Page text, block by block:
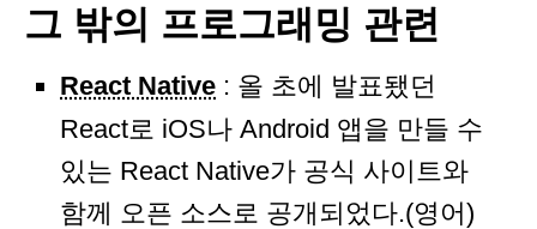
그 밖의 프로그래밍 관련
React Native : 올 초에 발표됐던
React로 iOS나 Android 앱을 만들 수
있는 React Native가 공식 사이트와
함께 오픈 소스로 공개되었다.(영어)